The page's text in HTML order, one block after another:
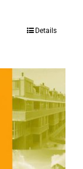
Details